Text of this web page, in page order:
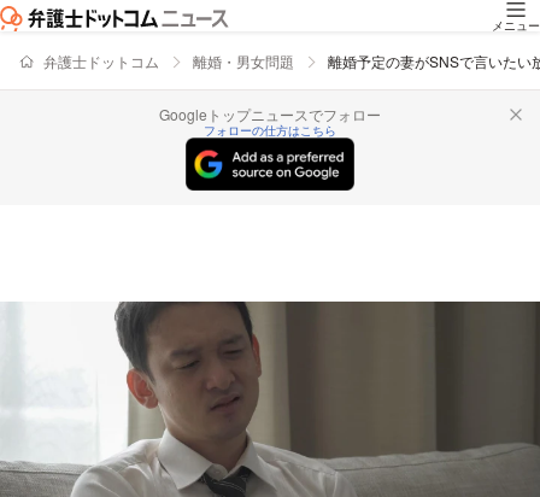
メニュー
弁護士ドットコム 離婚・男女問題 離婚予定の妻がSNSで言いた
Googleトップニュースでフォロー
フォローの仕方はこちら